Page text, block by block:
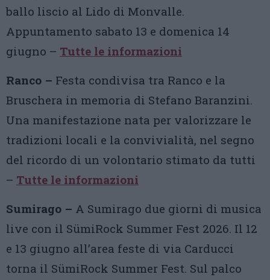
ballo liscio al Lido di Monvalle.
Appuntamento sabato 13 e domenica 14
giugno – Tutte le informazioni
Ranco – Festa condivisa tra Ranco e la
Bruschera in memoria di Stefano Baranzini.
Una manifestazione nata per valorizzare le
tradizioni locali e la convivialità, nel segno
del ricordo di un volontario stimato da tutti
– Tutte le informazioni
Sumirago – A Sumirago due giorni di musica
live con il SümiRock Summer Fest 2026. Il 12
e 13 giugno all’area feste di via Carducci
torna il SümiRock Summer Fest. Sul palco